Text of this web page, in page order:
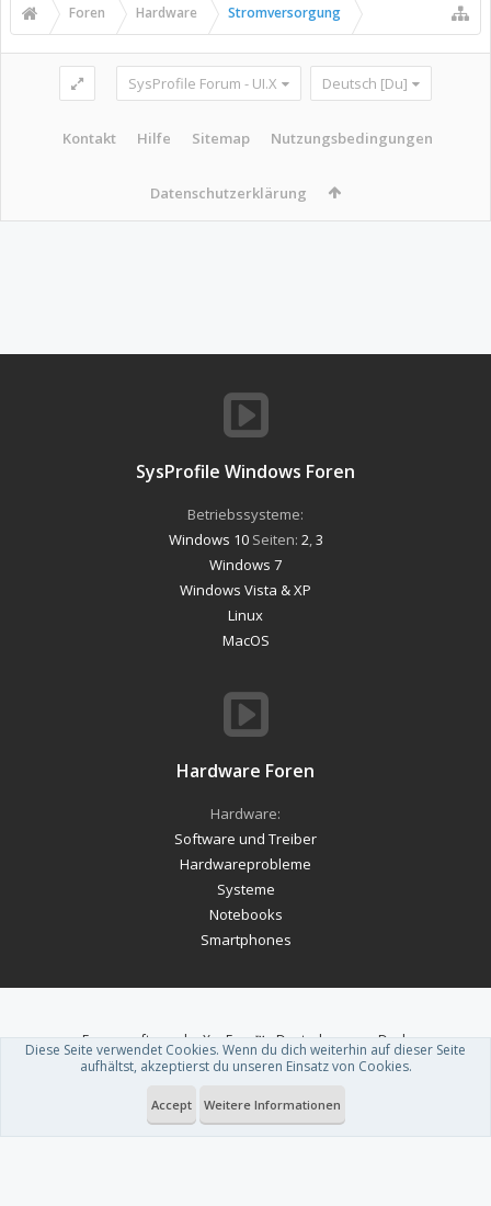
Foren Hardware Stromversorgung
SysProfile Forum - UI.X Deutsch [Du]
Kontakt Hilfe Sitemap Nutzungsbedingungen
Datenschutzerklärung
SysProfile Windows Foren
Betriebssysteme:
Windows 10Seiten: 2 3
Windows 7
Windows Vista & XP
Linux
MacOS
Hardware Foren
Hardware:
Software und Treiber
Hardwareprobleme
Systeme
Notebooks
Smartphones
Forum software by XenForo™-Deutsch von xenDach
Theme designed byThemeHouse .
Du betrachtest gerade: Was ist die aufgabe von reverse lüfter, ich weiss
Diese Seite verwendet Cookies. Wenn du dich weiterhin auf dieser Seite
aufhältst, akzeptierst du unseren Einsatz von Cookies.
Accept Weitere Informationen